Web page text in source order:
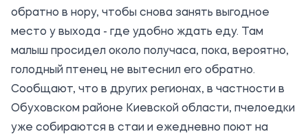
обратно в нору, чтобы снова занять выгодное
место у выхода - где удобно ждать еду. Там
малыш просидел около получаса, пока, вероятно,
голодный птенец не вытеснил его обратно.
Сообщают, что в других регионах, в частности в
Обуховском районе Киевской области, пчелоедки
уже собираются в стаи и ежедневно поют на